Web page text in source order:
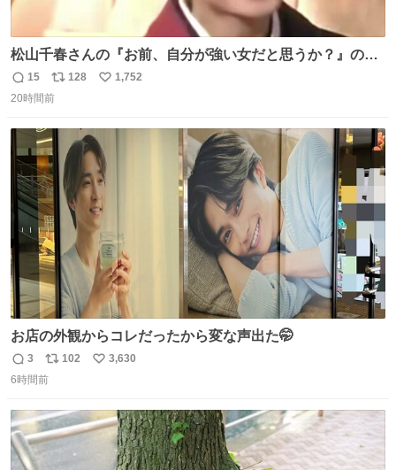
松山千春さんの『お前、自分が強い女だと思うか？』の一
言で… 中森明菜さんが思わず本音をこぼす瞬間😭
返
信
15
リ
ポ
ト
数
128
い
数
1,752
20時間前
お店の外観からコレだったから変な声出た🤭
返
信
3
リ
ポ
ト
数
102
い
数
3,630
6時間前